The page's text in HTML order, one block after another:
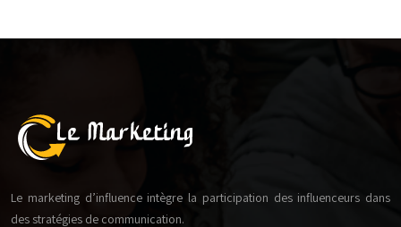
Le marketing d’influence intègre la participation des influenceurs dans
des stratégies de communication.